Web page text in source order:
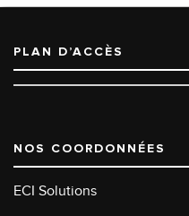
PLAN D’ACCÈS
NOS COORDONNÉES
ECI Solutions